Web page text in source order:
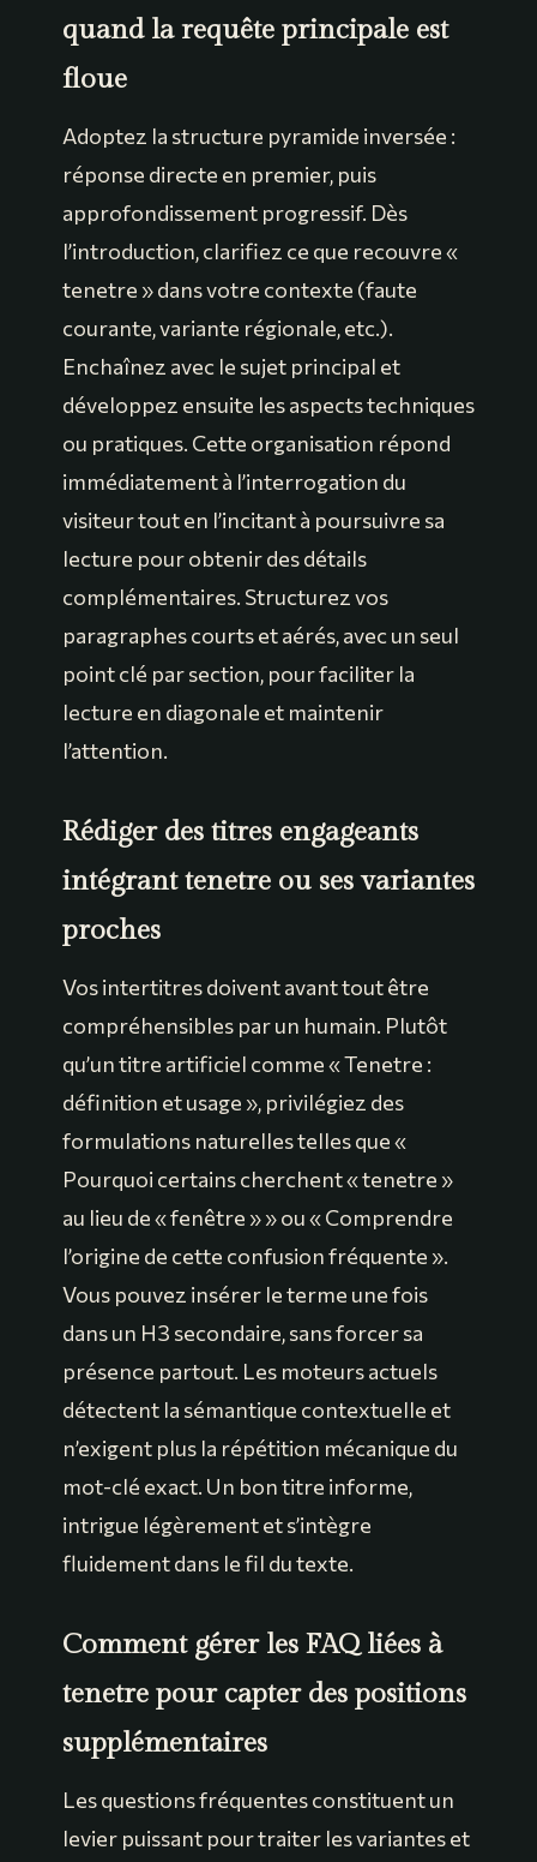
quand la requête principale est
floue
Adoptez la structure pyramide inversée :
réponse directe en premier, puis
approfondissement progressif. Dès
l’introduction, clarifiez ce que recouvre «
tenetre » dans votre contexte (faute
courante, variante régionale, etc.).
Enchaînez avec le sujet principal et
développez ensuite les aspects techniques
ou pratiques. Cette organisation répond
immédiatement à l’interrogation du
visiteur tout en l’incitant à poursuivre sa
lecture pour obtenir des détails
complémentaires. Structurez vos
paragraphes courts et aérés, avec un seul
point clé par section, pour faciliter la
lecture en diagonale et maintenir
l’attention.
Rédiger des titres engageants
intégrant tenetre ou ses variantes
proches
Vos intertitres doivent avant tout être
compréhensibles par un humain. Plutôt
qu’un titre artificiel comme « Tenetre :
définition et usage », privilégiez des
formulations naturelles telles que «
Pourquoi certains cherchent « tenetre »
au lieu de « fenêtre » » ou « Comprendre
l’origine de cette confusion fréquente ».
Vous pouvez insérer le terme une fois
dans un H3 secondaire, sans forcer sa
présence partout. Les moteurs actuels
détectent la sémantique contextuelle et
n’exigent plus la répétition mécanique du
mot-clé exact. Un bon titre informe,
intrigue légèrement et s’intègre
fluidement dans le fil du texte.
Comment gérer les FAQ liées à
tenetre pour capter des positions
supplémentaires
Les questions fréquentes constituent un
levier puissant pour traiter les variantes et